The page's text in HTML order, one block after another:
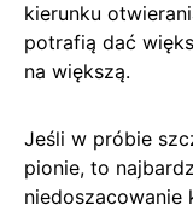
kierunku
potrafią dać
na większą.
Jeśli w próbie
pionie, to
niedoszacowanie